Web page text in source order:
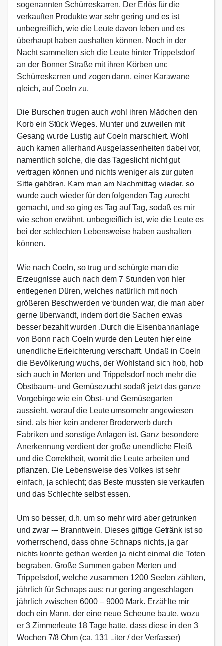
sogenannten Schürreskarren. Der Erlös für die
verkauften Produkte war sehr gering und es ist
unbegreiflich, wie die Leute davon leben und es
überhaupt haben aushalten können. Noch in der
Nacht sammelten sich die Leute hinter Trippelsdorf
an der Bonner Straße mit ihren Körben und
Schürreskarren und zogen dann, einer Karawane
gleich, auf Coeln zu.
Die Burschen trugen auch wohl ihren Mädchen den
Korb ein Stück Weges. Munter und zuweilen mit
Gesang wurde Lustig auf Coeln marschiert. Wohl
auch kamen allerhand Ausgelassenheiten dabei vor,
namentlich solche, die das Tageslicht nicht gut
vertragen können und nichts weniger als zur guten
Sitte gehören. Kam man am Nachmittag wieder, so
wurde auch wieder für den folgenden Tag zurecht
gemacht, und so ging es Tag auf Tag, sodaß es mir
wie schon erwähnt, unbegreiflich ist, wie die Leute es
bei der schlechten Lebensweise haben aushalten
können.
Wie nach Coeln, so trug und schürgte man die
Erzeugnisse auch nach dem 7 Stunden von hier
entlegenen Düren, welches natürlich mit noch
größeren Beschwerden verbunden war, die man aber
gerne überwandt, indem dort die Sachen etwas
besser bezahlt wurden .Durch die Eisenbahnanlage
von Bonn nach Coeln wurde den Leuten hier eine
unendliche Erleichterung verschafft. Undaß in Coeln
die Bevölkerung wuchs, der Wohlstand sich hob, hob
sich auch in Merten und Trippelsdorf noch mehr die
Obstbaum- und Gemüsezucht sodaß jetzt das ganze
Vorgebirge wie ein Obst- und Gemüsegarten
aussieht, worauf die Leute umsomehr angewiesen
sind, als hier kein anderer Broderwerb durch
Fabriken und sonstige Anlagen ist. Ganz besondere
Anerkennung verdient der große unendliche Fleiß
und die Correktheit, womit die Leute arbeiten und
pflanzen. Die Lebensweise des Volkes ist sehr
einfach, ja schlecht; das Beste mussten sie verkaufen
und das Schlechte selbst essen.
Um so besser, d.h. um so mehr wird aber getrunken
und zwar --- Branntwein. Dieses giftige Getränk ist so
vorherrschend, dass ohne Schnaps nichts, ja gar
nichts konnte gethan werden ja nicht einmal die Toten
begraben. Große Summen gaben Merten und
Trippelsdorf, welche zusammen 1200 Seelen zählten,
jährlich für Schnaps aus; nur gering angeschlagen
jährlich zwischen 6000 – 9000 Mark. Erzählte mir
doch ein Mann, der eine neue Scheune baute, wozu
er 3 Zimmerleute 18 Tage hatte, dass diese in den 3
Wochen 7/8 Ohm (ca. 131 Liter / der Verfasser)